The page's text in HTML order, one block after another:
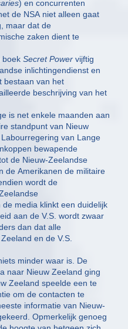
) en concurrenten
de NSA niet alleen gaat
maar dat de
zaken dient te
boek Secret Power vijftig
inlichtingendienst en
bestaan van het
beschrijving van het
is net enkele maanden aan
standpunt van Nieuw
van Lange
bewapende
de Nieuw-Zeelandse
de Amerikanen de militaire
wordt de
media klinkt een duidelijk
aan de V.S. wordt zwaar
dan dat alle
en de V.S.
minder waar is. De
naar Nieuw Zeeland ging
Zeeland speelde een te
om de contacten te
informatie van Nieuw-
Opmerkelijk genoeg